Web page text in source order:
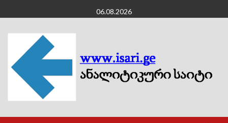
to
content
06.08.2026